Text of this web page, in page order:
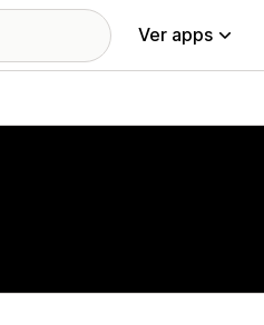
Ver apps